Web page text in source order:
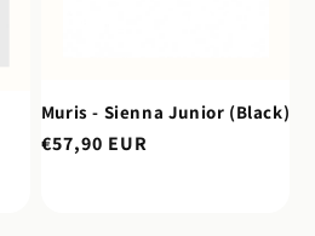
Muris - Sienna Junior (Black)
Preço
€57,90 EUR